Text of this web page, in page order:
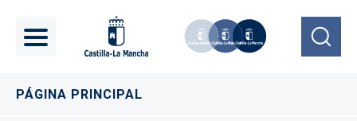
Navegación principal
PÁGINA PRINCIPAL